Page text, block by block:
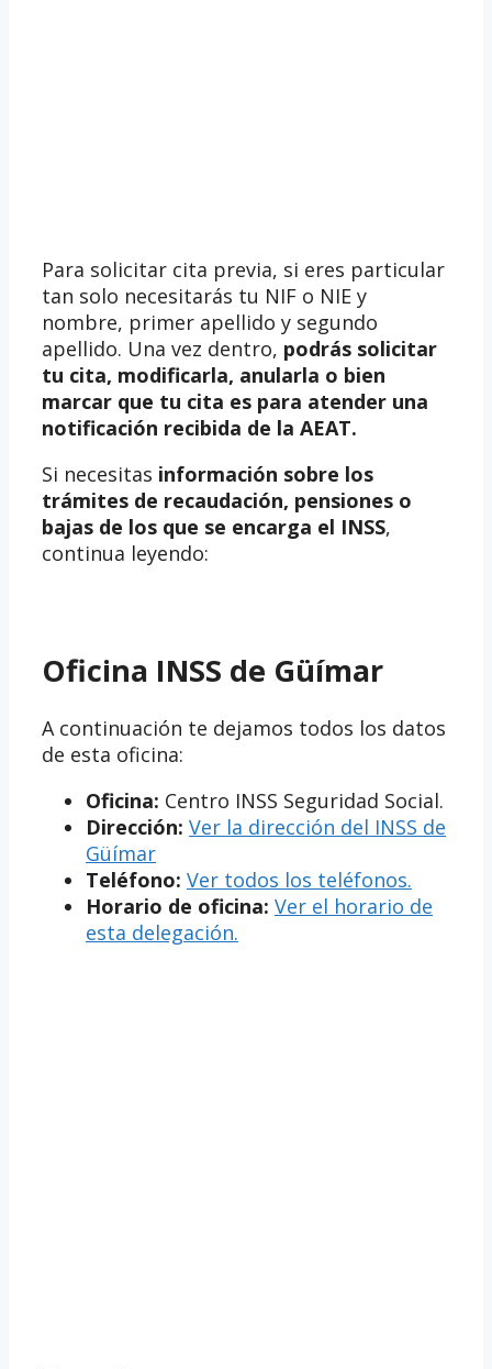
Para solicitar cita previa, si eres particular
tan solo necesitarás tu NIF o NIE y
nombre, primer apellido y segundo
apellido. Una vez dentro, podrás solicitar
tu cita, modificarla, anularla o bien
marcar que tu cita es para atender una
notificación recibida de la AEAT.
Si necesitas información sobre los
trámites de recaudación, pensiones o
bajas de los que se encarga el INSS,
continua leyendo:
Oficina INSS de Güímar
A continuación te dejamos todos los datos
de esta oficina:
Oficina: Centro INSS Seguridad Social.
Dirección: Ver la dirección del INSS de
Güímar
Teléfono: Ver todos los teléfonos.
Horario de oficina: Ver el horario de
esta delegación.